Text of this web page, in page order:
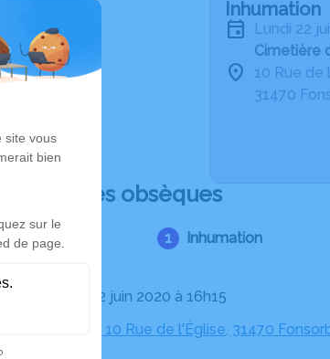
Inhumation
lundi 22
Cimetière
10 Rue de
31470
Déroulé des obsèques
Inhumation
Le lundi 22 juin 2020 à 16h15
Cimetière, 10 Rue de l'Église, 31470